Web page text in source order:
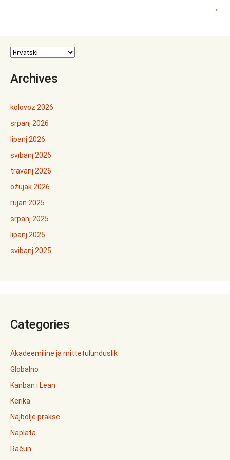
→
Archives
kolovoz 2026
srpanj 2026
lipanj 2026
svibanj 2026
travanj 2026
ožujak 2026
rujan 2025
srpanj 2025
lipanj 2025
svibanj 2025
Categories
Akadeemiline ja mittetulunduslik
Globalno
Kanban i Lean
Kerika
Najbolje prakse
Naplata
Račun